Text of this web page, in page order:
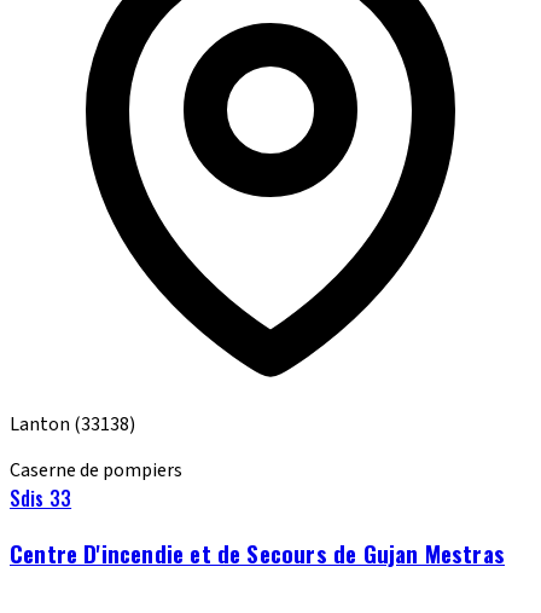
Lanton (33138)
Caserne de pompiers
Sdis 33
Centre D'incendie et de Secours de Gujan Mestras